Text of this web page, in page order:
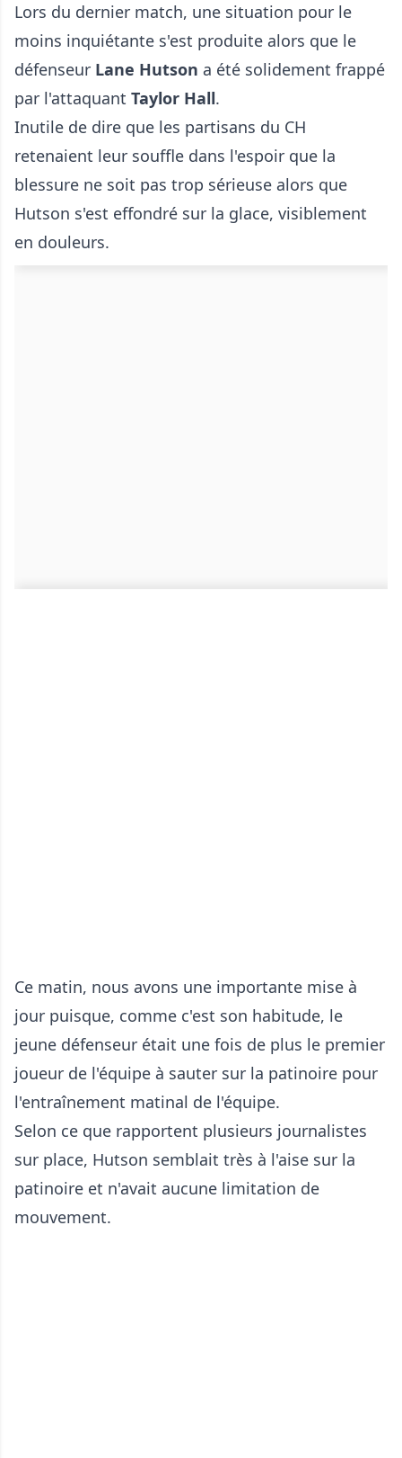
Lors du dernier match, une situation pour le
moins inquiétante s'est produite alors que le
défenseur Lane Hutson a été solidement frappé
par l'attaquant Taylor Hall.
Inutile de dire que les partisans du CH
retenaient leur souffle dans l'espoir que la
blessure ne soit pas trop sérieuse alors que
Hutson s'est effondré sur la glace, visiblement
en douleurs.
Ce matin, nous avons une importante mise à
jour puisque, comme c'est son habitude, le
jeune défenseur était une fois de plus le premier
joueur de l'équipe à sauter sur la patinoire pour
l'entraînement matinal de l'équipe.
Selon ce que rapportent plusieurs journalistes
sur place, Hutson semblait très à l'aise sur la
patinoire et n'avait aucune limitation de
mouvement.